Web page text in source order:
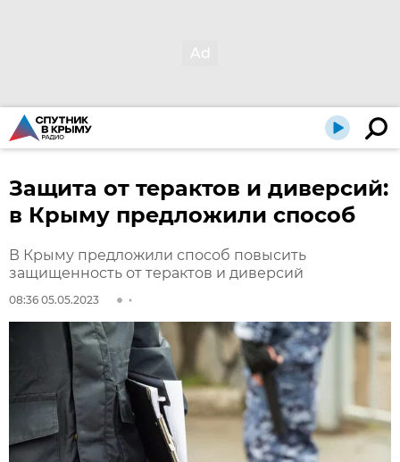
Защита от терактов и диверсий:
в Крыму предложили способ
В Крыму предложили способ повысить
защищенность от терактов и диверсий
08:36 05.05.2023